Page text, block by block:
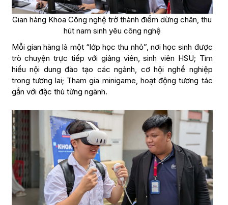
Gian hàng Khoa Công nghệ trở thành điểm dừng chân, thu
hút nam sinh yêu công nghệ
Mỗi gian hàng là một “lớp học thu nhỏ”, nơi học sinh được
trò chuyện trực tiếp với giảng viên, sinh viên HSU; Tìm
hiểu nội dung đào tạo các ngành, cơ hội nghề nghiệp
trong tương lai; Tham gia minigame, hoạt động tương tác
gắn với đặc thù từng ngành.